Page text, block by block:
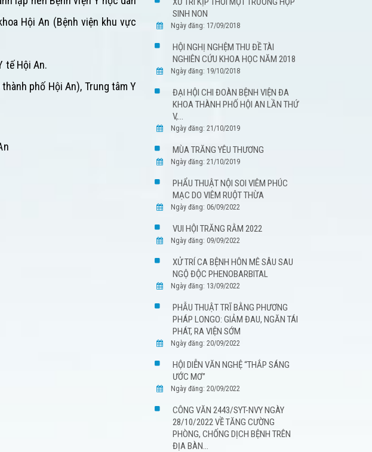
Hội An (Bệnh viện khu vực
tế Hội An.
phố Hội An), Trung tâm Y
SINH NON
Ngày đăng: 17/09/2018
HỘI NGHỊ NGHỆM THU ĐỀ TÀI
NGHIÊN CỨU KHOA HỌC NĂM 2018
Ngày đăng: 19/10/2018
ĐẠI HỘI CHI ĐOÀN BỆNH VIỆN ĐA
KHOA THÀNH PHỐ HỘI AN LẦN THỨ
V,...
Ngày đăng: 21/10/2019
MÙA TRĂNG YÊU THƯƠNG
Ngày đăng: 21/10/2019
PHẨU THUẬT NỘI SOI VIÊM PHÚC
MẠC DO VIÊM RUỘT THỪA
Ngày đăng: 06/09/2022
VUI HỘI TRĂNG RẰM 2022
Ngày đăng: 09/09/2022
XỬ TRÍ CA BỆNH HÔN MÊ SÂU SAU
NGỘ ĐỘC PHENOBARBITAL
Ngày đăng: 13/09/2022
PHẪU THUẬT TRĨ BẰNG PHƯƠNG
PHÁP LONGO: GIẢM ĐAU, NGĂN TÁI
PHÁT, RA VIỆN SỚM
Ngày đăng: 20/09/2022
HỘI DIỄN VĂN NGHỆ “THẮP SÁNG
ƯỚC MƠ”
Ngày đăng: 20/09/2022
CÔNG VĂN 2443/SYT-NVY NGÀY
28/10/2022 VỀ TĂNG CƯỜNG
PHÒNG, CHỐNG DỊCH BỆNH TRÊN
ĐỊA BÀN...